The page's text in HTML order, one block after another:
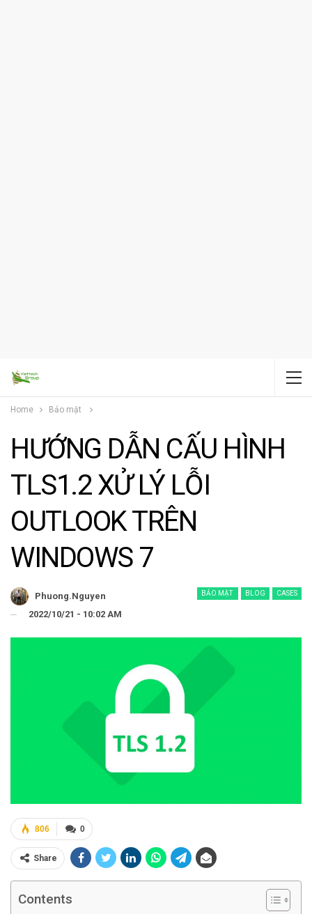
Home Bảo mật
HƯỚNG DẪN CẤU HÌNH
TLS1.2 XỬ LÝ LỖI
OUTLOOK TRÊN
WINDOWS 7
BẢO MẬT BLOG CASES
Phuong.nguyen
2022/10/21 - 10:02 AM
0
806
Share
Contents